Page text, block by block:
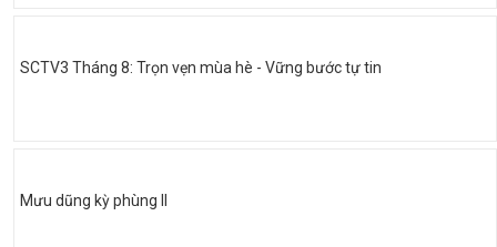
SCTV3 Tháng 8: Trọn vẹn mùa hè - Vững bước tự tin
Mưu dũng kỳ phùng II